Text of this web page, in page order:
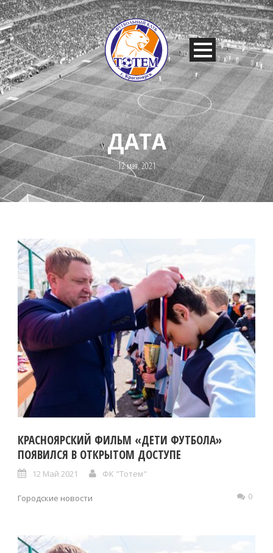
ДАТА
12 мая, 2021
КРАСНОЯРСКИЙ ФИЛЬМ «ДЕТИ ФУТБОЛА»
ПОЯВИЛСЯ В ОТКРЫТОМ ДОСТУПЕ
12 Май 2021 ФК "Тотем"
Городские новости 0